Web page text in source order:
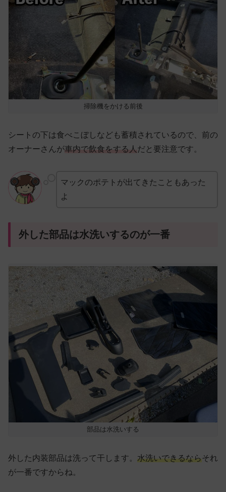
掃除機をかける前後
シートの下は食べこぼしなども蓄積されているので、前の
オーナーさんが車内で飲食をする人 だと要注意です。
マックのポテトが出てきたこともあった
よ
外した部品は水洗いするのが一番
部品は水洗いする
外した内装部品は洗って干します。 水洗いできるならそれ
が一番ですからね。